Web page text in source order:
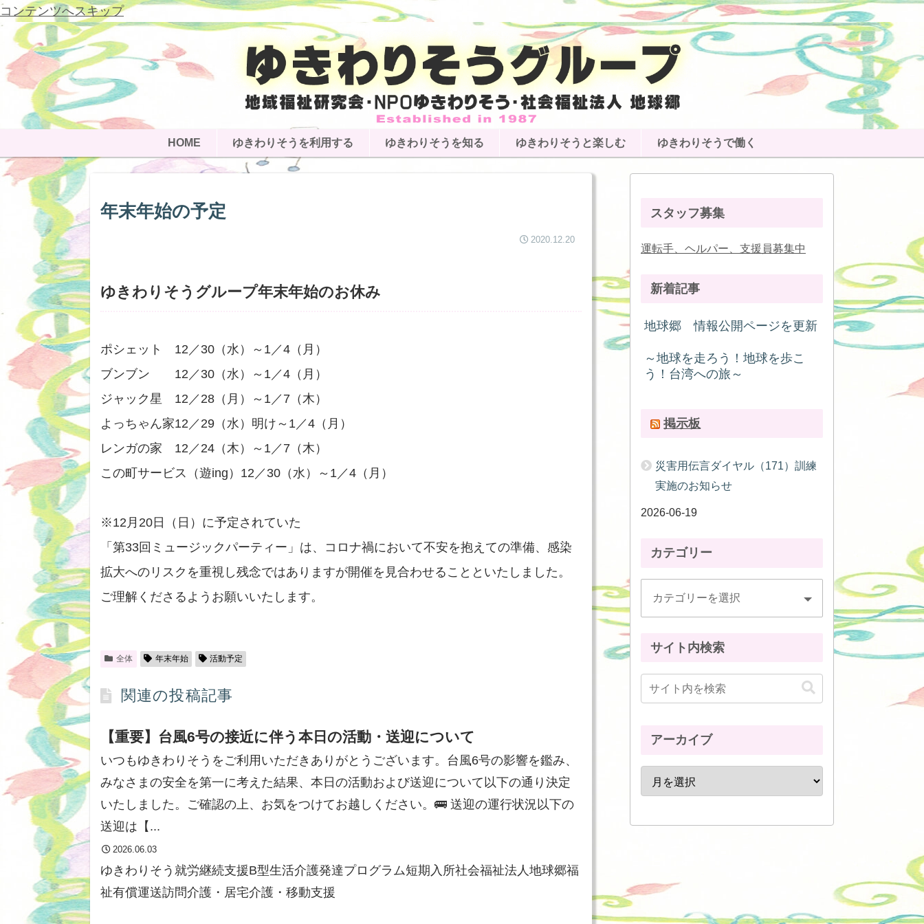
コンテンツへスキップ
HOME ゆきわりそうを利用する ゆきわりそうを知る ゆきわりそうと楽しむ ゆきわりそうで働く
年末年始の予定
2020.12.20
ゆきわりそうグループ年末年始のお休み
ポシェット 12／30（水）～1／4（月）
ブンブン 12／30（水）～1／4（月）
ジャック星 12／28（月）～1／7（木）
よっちゃん家12／29（水）明け～1／4（月）
レンガの家 12／24（木）～1／7（木）
この町サービス（遊ing）12／30（水）～1／4（月）
※12月20日（日）に予定されていた
「第33回ミュージックパーティー」は、コロナ禍において不安を抱えての準備、感染
拡大へのリスクを重視し残念ではありますが開催を見合わせることといたしました。
ご理解くださるようお願いいたします。
全体 年末年始 活動予定
関連の投稿記事
【重要】台風6号の接近に伴う本日の活動・送迎について
いつもゆきわりそうをご利用いただきありがとうございます。台風6号の影響を鑑み、
みなさまの安全を第一に考えた結果、本日の活動および送迎について以下の通り決定
いたしました。ご確認の上、お気をつけてお越しください。🚌 送迎の運行状況以下の
送迎は【...
2026.06.03
ゆきわりそう 就労継続支援B型生活介護発達プログラム短期入所社会福祉法人地球郷福
祉有償運送訪問介護・居宅介護・移動支援
スタッフ募集
運転手、ヘルパー、支援員募集中
新着記事
地球郷 情報公開ページを更新
～地球を走ろう！地球を歩こ
う！台湾への旅～
掲示板
災害用伝言ダイヤル（171）訓練
実施のお知らせ
2026-06-19
カテゴリー
サイト内検索
アーカイブ